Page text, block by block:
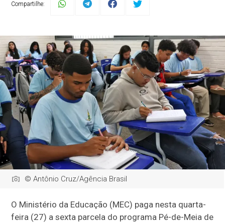
Compartilhe:
© Antônio Cruz/Agência Brasil
O Ministério da Educação (MEC) paga nesta quarta-
feira (27) a sexta parcela do programa Pé-de-Meia de